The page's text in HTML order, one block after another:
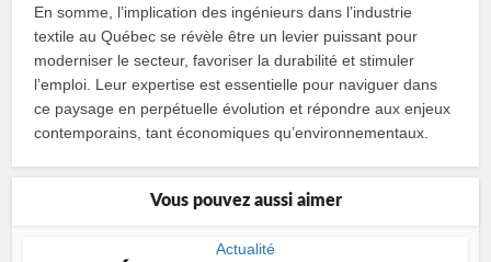
En somme, l’implication des ingénieurs dans l’industrie
textile au Québec se révèle être un levier puissant pour
moderniser le secteur, favoriser la durabilité et stimuler
l’emploi. Leur expertise est essentielle pour naviguer dans
ce paysage en perpétuelle évolution et répondre aux enjeux
contemporains, tant économiques qu’environnementaux.
Vous pouvez aussi aimer
Actualité